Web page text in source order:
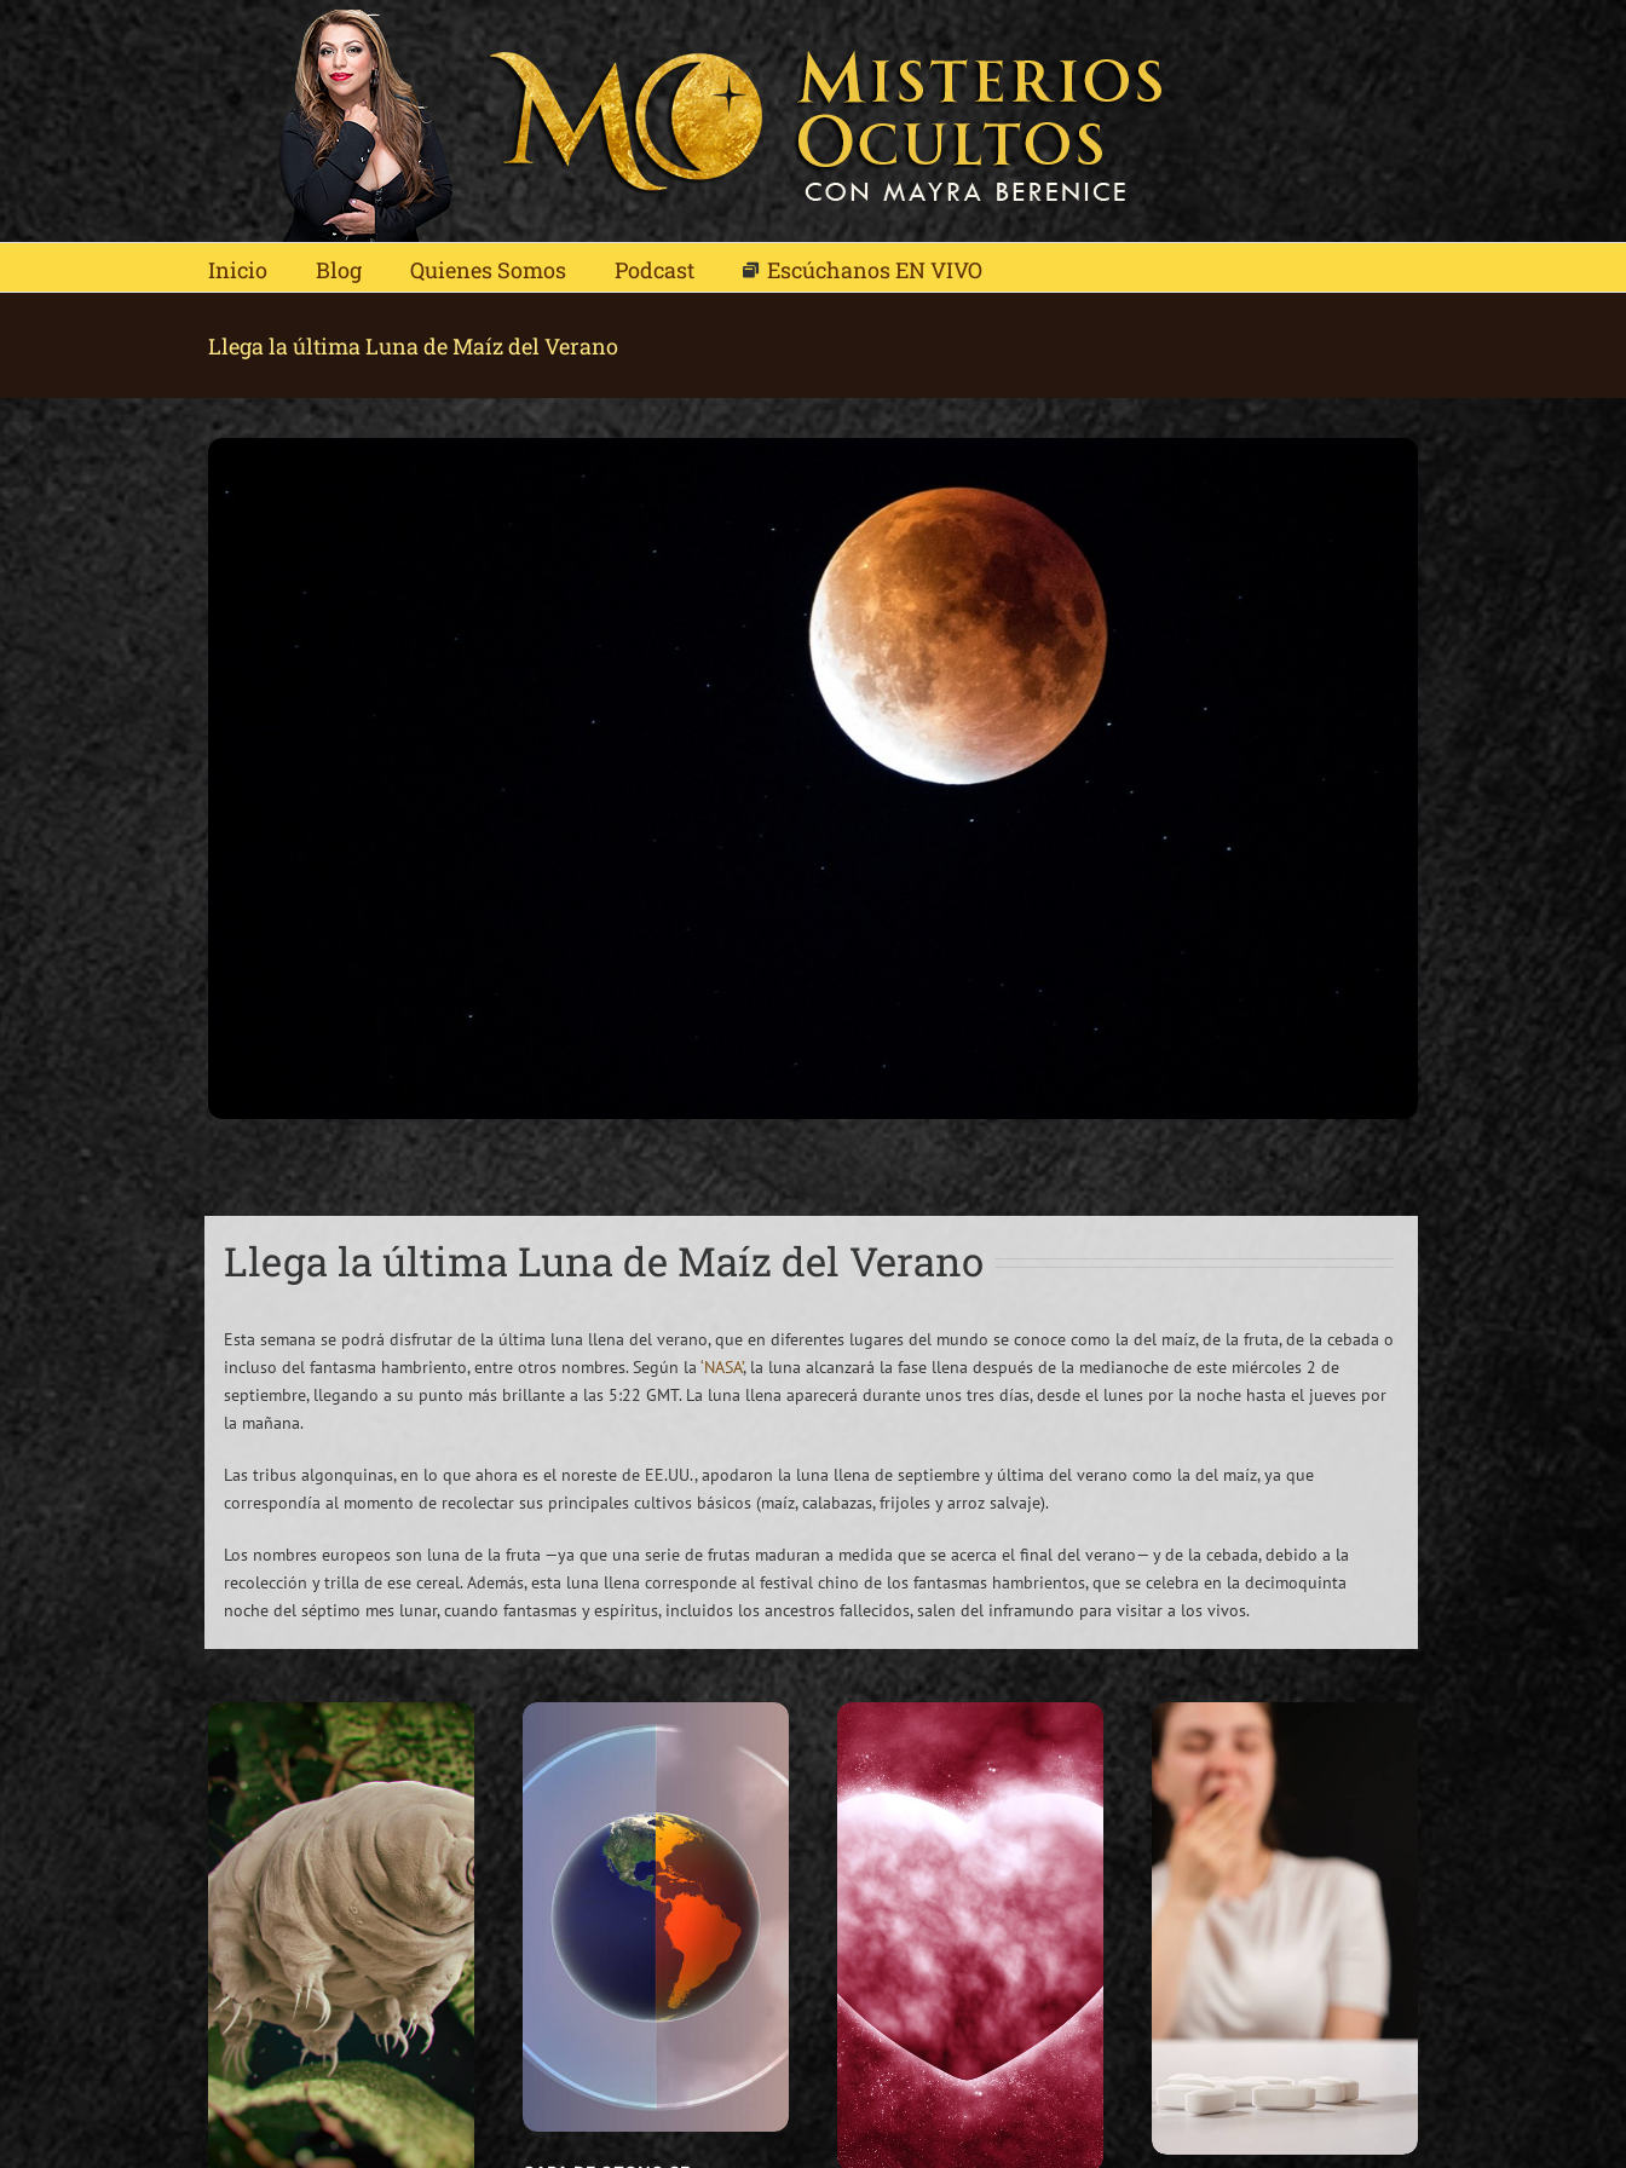
Inicio Blog Quienes Somos Podcast Escúchanos EN VIVO
Llega la última Luna de Maíz del Verano
Llega la última Luna de Maíz del Verano
Esta semana se podrá disfrutar de la última luna llena del verano, que en diferentes lugares del mundo se conoce como la del maíz, de la fruta, de la cebada o
incluso del fantasma hambriento, entre otros nombres. Según la ‘NASA’, la luna alcanzará la fase llena después de la medianoche de este miércoles 2 de
septiembre, llegando a su punto más brillante a las 5:22 GMT. La luna llena aparecerá durante unos tres días, desde el lunes por la noche hasta el jueves por
la mañana.
Las tribus algonquinas, en lo que ahora es el noreste de EE.UU., apodaron la luna llena de septiembre y última del verano como la del maíz, ya que
correspondía al momento de recolectar sus principales cultivos básicos (maíz, calabazas, frijoles y arroz salvaje).
Los nombres europeos son luna de la fruta —ya que una serie de frutas maduran a medida que se acerca el final del verano— y de la cebada, debido a la
recolección y trilla de ese cereal. Además, esta luna llena corresponde al festival chino de los fantasmas hambrientos, que se celebra en la decimoquinta
noche del séptimo mes lunar, cuando fantasmas y espíritus, incluidos los ancestros fallecidos, salen del inframundo para visitar a los vivos.